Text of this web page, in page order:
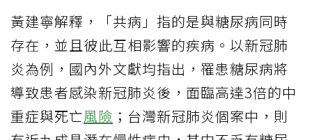
黃建寧解釋，「共病」指的是與糖尿病同時
存在，並且彼此互相影響的疾病。以新冠肺
炎為例，國內外文獻均指出，罹患糖尿病將
導致患者感染新冠肺炎後，面臨高達3倍的中
重症與死亡風險 ；台灣新冠肺炎個案中，則